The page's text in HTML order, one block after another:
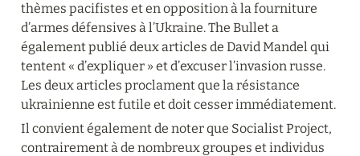
thèmes pacifistes et en opposition à la fourniture
d’armes défensives à l’Ukraine. The Bullet a
également publié deux articles de David Mandel qui
tentent « d’expliquer » et d’excuser l’invasion russe.
Les deux articles proclament que la résistance
ukrainienne est futile et doit cesser immédiatement.
Il convient également de noter que Socialist Project,
contrairement à de nombreux groupes et individus